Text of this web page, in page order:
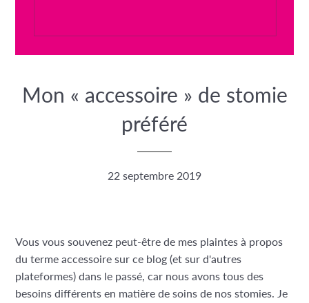
Mon « accessoire » de stomie
préféré
22 septembre 2019
Vous vous souvenez peut-être de mes plaintes à propos
du terme accessoire sur ce blog (et sur d'autres
plateformes) dans le passé, car nous avons tous des
besoins différents en matière de soins de nos stomies. Je